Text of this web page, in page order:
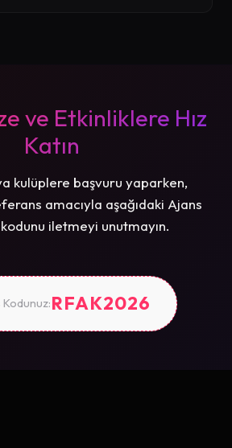
ve Etkinliklere Hız
Katın
kulüplere başvuru yaparken,
amacıyla aşağıdaki Ajans
iletmeyi unutmayın.
RFAK2026